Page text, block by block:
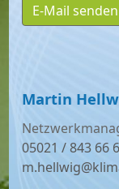
E-Mail senden
Martin
05021 / 843 66